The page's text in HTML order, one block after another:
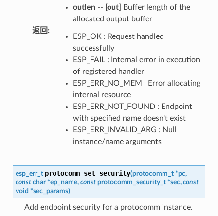
outlen-- [out]
Buffer length of the
allocated output buffer
返回 :
ESP_OK : Request handled
successfully
ESP_FAIL : Internal error in execution
of registered handler
ESP_ERR_NO_MEM : Error allocating
internal resource
ESP_ERR_NOT_FOUND : Endpoint
with specified name doesn't exist
ESP_ERR_INVALID_ARG : Null
instance/name arguments
esp_err_t protocomm_set_security(protocomm_t *pc,
const char *ep_name, const protocomm_security_t *sec, const
void *sec_params)
Add endpoint security for a protocomm instance.